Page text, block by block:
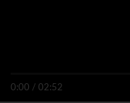
0:00 / 02:52